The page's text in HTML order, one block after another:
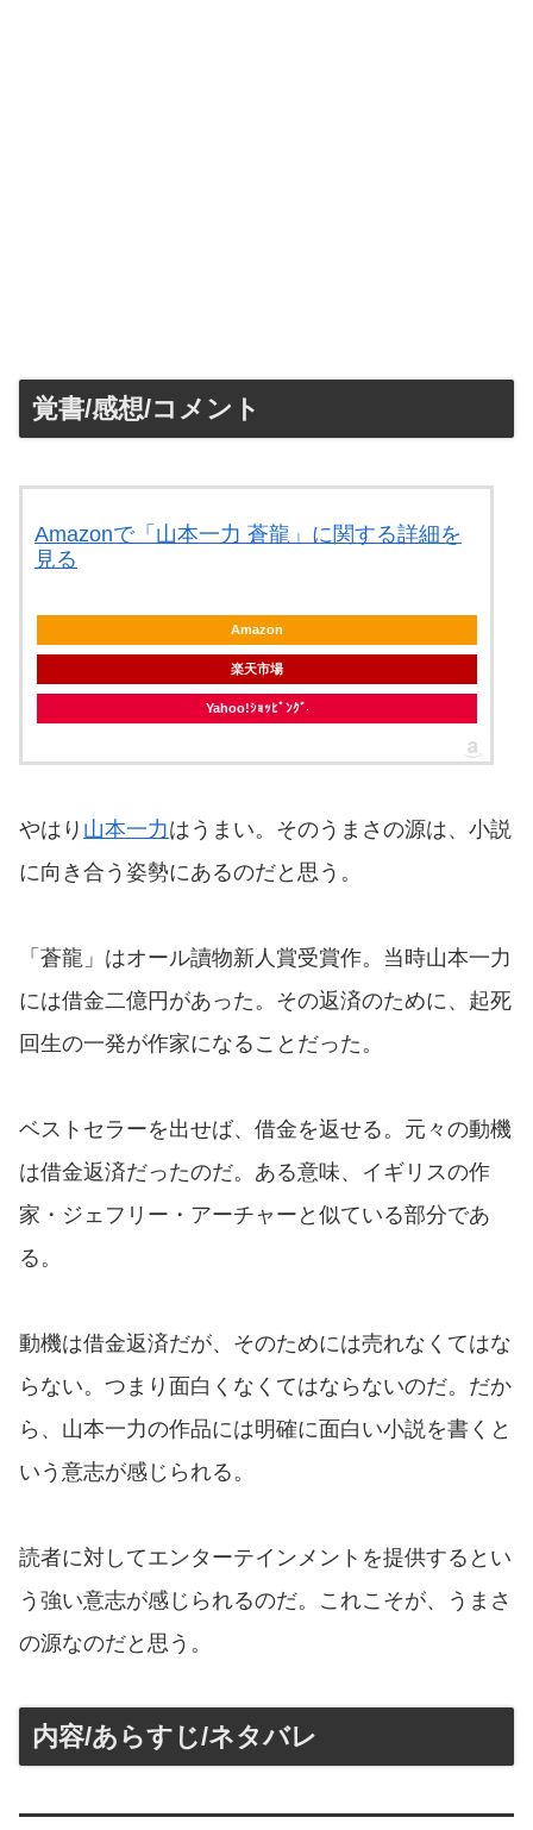
覚書/感想/コメント
Amazonで「山本一力 蒼龍」に関する詳細を
見る
Amazon
楽天市場
Yahoo!ｼｮｯﾋﾟﾝｸﾞ
やはり 山本一力はうまい。そのうまさの源は、小説
に向き合う姿勢にあるのだと思う。
「蒼龍」はオール讀物新人賞受賞作。当時山本一力
には借金二億円があった。その返済のために、起死
回生の一発が作家になることだった。
ベストセラーを出せば、借金を返せる。元々の動機
は借金返済だったのだ。ある意味、イギリスの作
家・ジェフリー・アーチャーと似ている部分であ
る。
動機は借金返済だが、そのためには売れなくてはな
らない。つまり面白くなくてはならないのだ。だか
ら、山本一力の作品には明確に面白い小説を書くと
いう意志が感じられる。
読者に対してエンターテインメントを提供するとい
う強い意志が感じられるのだ。これこそが、うまさ
の源なのだと思う。
内容/あらすじ/ネタバレ